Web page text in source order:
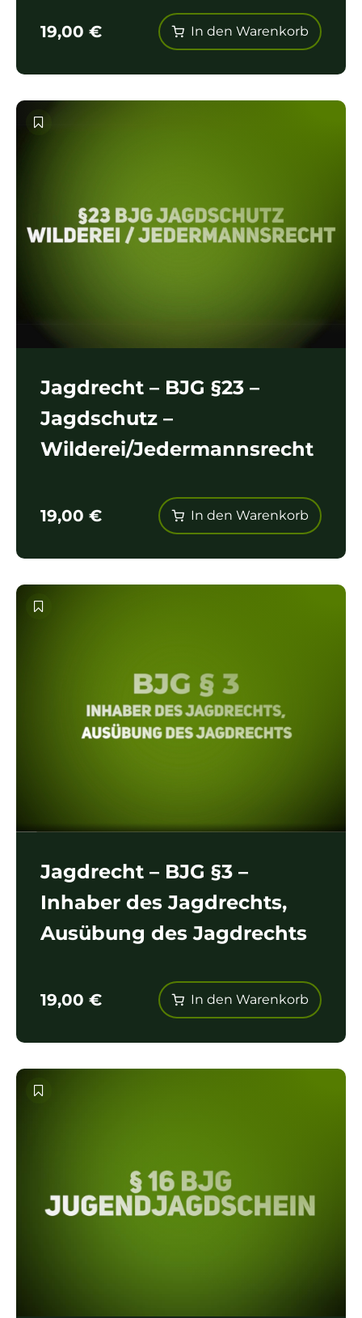
19,00 € In den Warenkorb
Jagdrecht – BJG §23 –
Jagdschutz –
Wilderei/Jedermannsrecht
19,00 € In den Warenkorb
Jagdrecht – BJG §3 –
Inhaber des Jagdrechts,
Ausübung des Jagdrechts
19,00 € In den Warenkorb